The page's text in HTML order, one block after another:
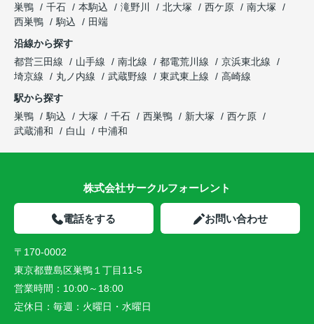
巣鴨
千石 本駒込 滝野川 北大塚 西ケ原
南大塚
西巣鴨
駒込
田端
沿線から探す
都営三田線
山手線 南北線 都電荒川線
京浜東北線
埼京線
丸ノ内線 武蔵野線 東武東上線
高崎線
駅から探す
巣鴨
駒込 大塚 千石 西巣鴨 新大塚
西ケ原
武蔵浦和
白山 中浦和
株式会社サークルフォーレント
電話をする お問い合わせ
〒170-0002
東京都豊島区巣鴨１丁目11-5
営業時間： 10:00～18:00
定休日： 毎週：火曜日・水曜日